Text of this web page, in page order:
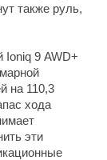
также руль,
Ioniq 9 AWD+
на 110,3
хода
эти